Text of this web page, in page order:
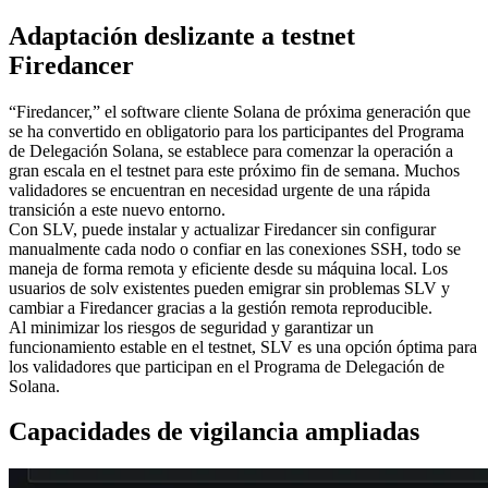
Adaptación deslizante a testnet
Firedancer
“Firedancer,” el software cliente Solana de próxima generación que
se ha convertido en obligatorio para los participantes del Programa
de Delegación Solana, se establece para comenzar la operación a
gran escala en el testnet para este próximo fin de semana. Muchos
validadores se encuentran en necesidad urgente de una rápida
transición a este nuevo entorno.
Con SLV, puede instalar y actualizar Firedancer sin configurar
manualmente cada nodo o confiar en las conexiones SSH, todo se
maneja de forma remota y eficiente desde su máquina local. Los
usuarios de solv existentes pueden emigrar sin problemas SLV y
cambiar a Firedancer gracias a la gestión remota reproducible.
Al minimizar los riesgos de seguridad y garantizar un
funcionamiento estable en el testnet, SLV es una opción óptima para
los validadores que participan en el Programa de Delegación de
Solana.
Capacidades de vigilancia ampliadas